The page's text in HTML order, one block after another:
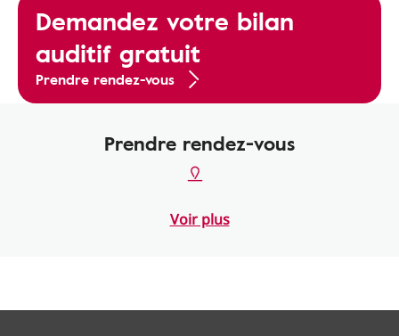
Demandez votre bilan
auditif gratuit
Prendre rendez-vous
Prendre rendez-vous
Voir plus